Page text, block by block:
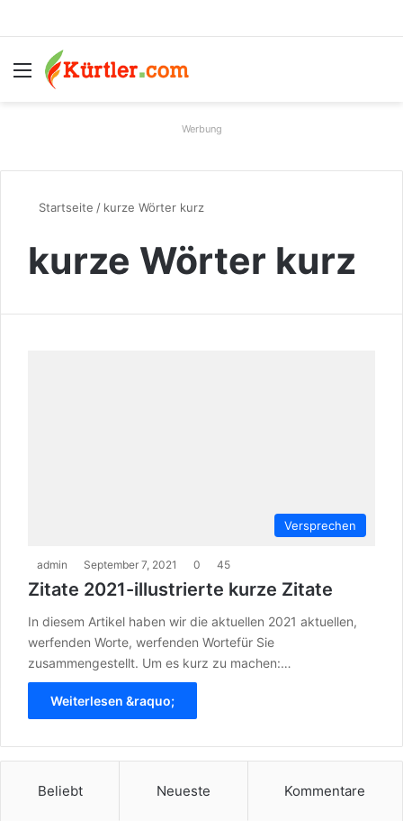
Menü
Werbung
Startseite / kurze Wörter kurz
kurze Wörter kurz
Versprechen
admin September 7, 2021 0 45
Zitate 2021-illustrierte kurze Zitate
In diesem Artikel haben wir die aktuellen 2021 aktuellen,
werfenden Worte, werfenden Wortefür Sie
zusammengestellt. Um es kurz zu machen:…
Weiterlesen &raquo;
Beliebt Neueste Kommentare